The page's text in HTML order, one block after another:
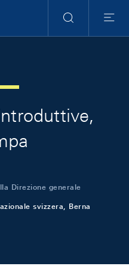
Ricerca
Menu
Direzione generale
svizzera, Berna